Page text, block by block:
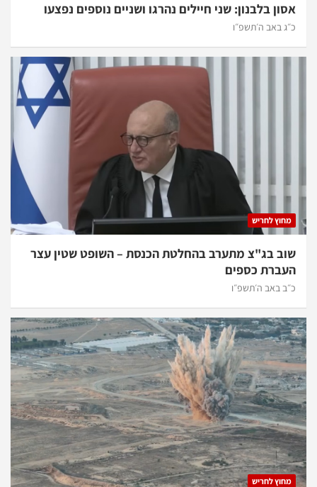
אסון בלבנון: שני חיילים נהרגו ושניים נוספים נפצעו
כ״ג באב ה׳תשפ״ו
מחוץ לחריש
שוב בג"צ מתערב בהחלטת הכנסת – השופט שטין עצר
העברת כספים
כ״ב באב ה׳תשפ״ו
מחוץ לחריש